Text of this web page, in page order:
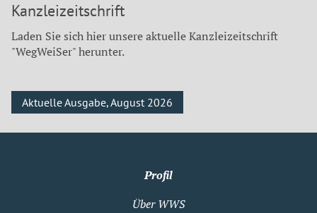
Kanzleizeitschrift
Laden Sie sich hier unsere aktuelle Kanzleizeitschrift
"WegWeiSer" herunter.
Aktuelle Ausgabe, August 2026
Profil
Über WWS